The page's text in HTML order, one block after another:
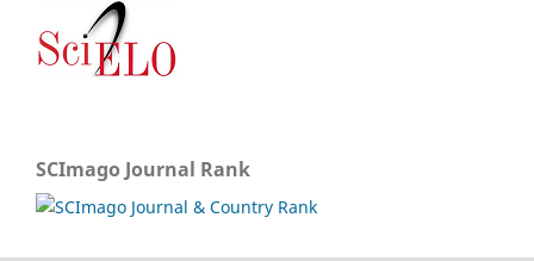
SCImago Journal Rank